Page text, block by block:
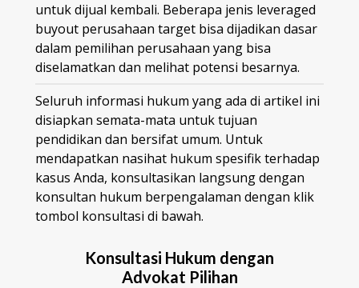
untuk dijual kembali. Beberapa jenis leveraged
buyout perusahaan target bisa dijadikan dasar
dalam pemilihan perusahaan yang bisa
diselamatkan dan melihat potensi besarnya.
Seluruh informasi hukum yang ada di artikel ini
disiapkan semata-mata untuk tujuan
pendidikan dan bersifat umum. Untuk
mendapatkan nasihat hukum spesifik terhadap
kasus Anda, konsultasikan langsung dengan
konsultan hukum berpengalaman dengan klik
tombol konsultasi di bawah.
Konsultasi Hukum dengan
Advokat Pilihan